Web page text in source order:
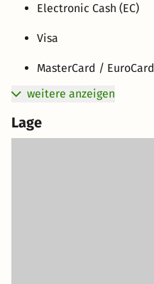
Electronic Cash (EC)
Visa
MasterCard / EuroCard
weitere anzeigen
Lage